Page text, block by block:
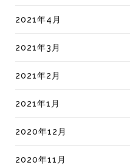
2021年4月
2021年3月
2021年2月
2021年1月
2020年12月
2020年11月